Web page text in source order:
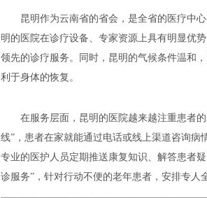
昆明作为云南省的省会，是全省的医疗中
明的医院在诊疗设备、专家资源上具有明显优
领先的诊疗服务。同时，昆明的气候条件温和
利于身体的恢复。
在服务层面，昆明的医院越来越注重患者的
线”，患者在家就能通过电话或线上渠道咨询
专业的医护人员定期推送康复知识、解答患者
诊服务”，针对行动不便的老年患者，安排专人